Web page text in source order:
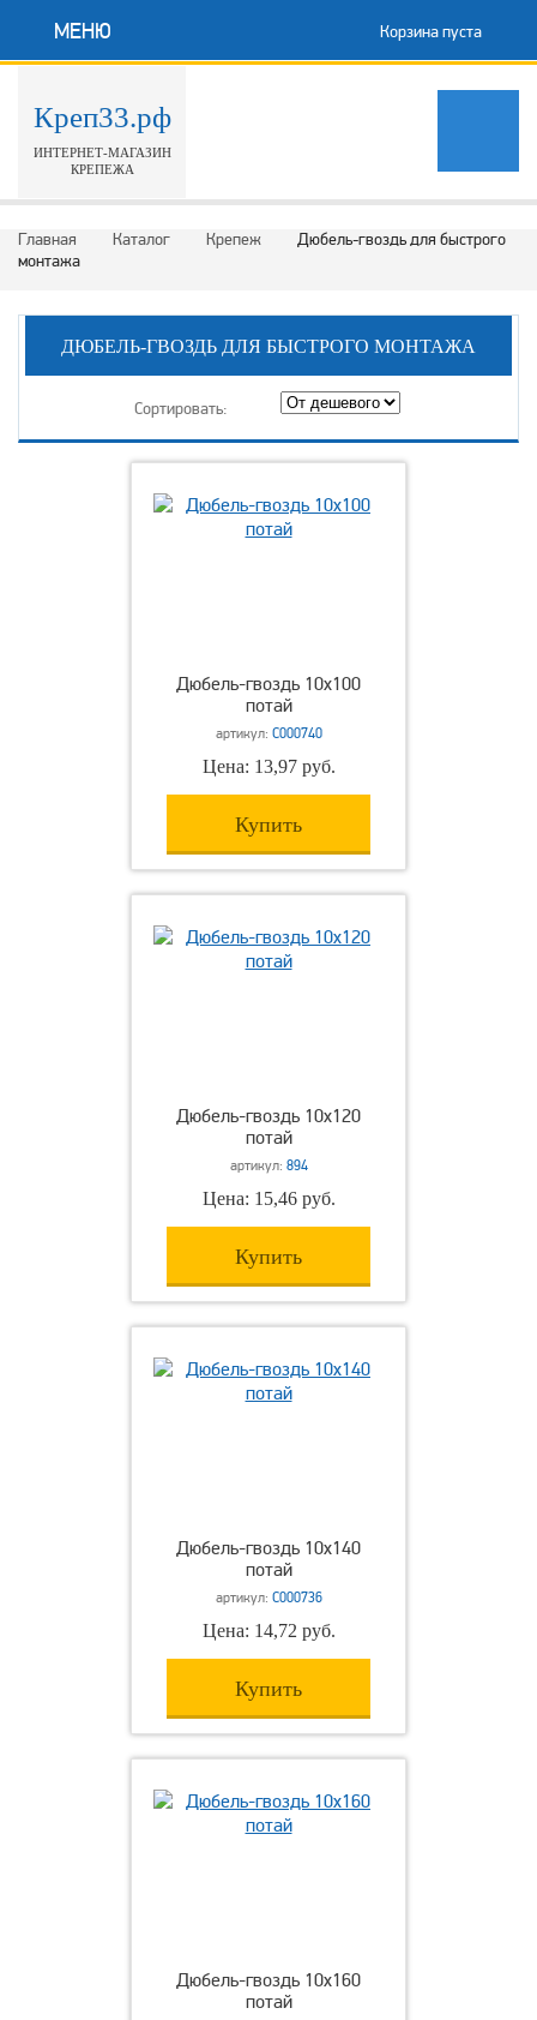
МЕНЮ Корзина пуста
Креп33.рф
ИНТЕРНЕТ-МАГАЗИН
КРЕПЕЖА
Главная Каталог Крепеж
Дюбель-гвоздь для быстрого
монтажа
ДЮБЕЛЬ-ГВОЗДЬ ДЛЯ БЫСТРОГО МОНТАЖА
Сортировать:
Дюбель-гвоздь 10х100
потай
артикул: С000740
Цена: 13,97 руб.
Купить
Дюбель-гвоздь 10х120
потай
артикул: 894
Цена: 15,46 руб.
Купить
Дюбель-гвоздь 10х140
потай
артикул: С000736
Цена: 14,72 руб.
Купить
Дюбель-гвоздь 10х160
потай